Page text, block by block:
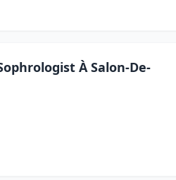
À Salon-De-